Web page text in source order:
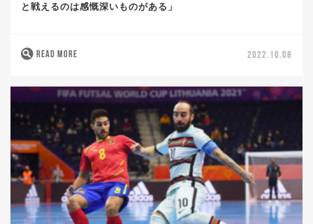
と戦えるのは感慨深いものがある」
READ MORE 2022.10.08